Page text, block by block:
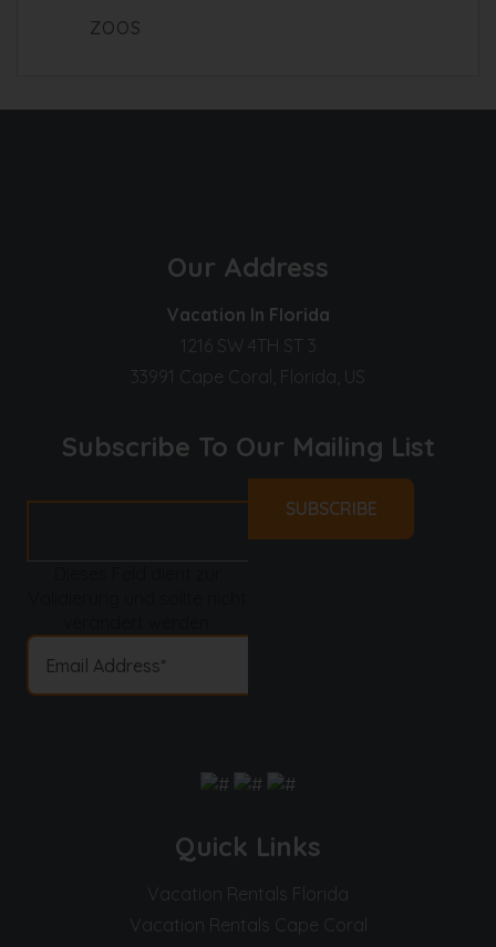
ZOOS
Our Address
Vacation In Florida
1216 SW 4TH ST 3
33991 Cape Coral, Florida, US
Subscribe To Our Mailing List
Quick Links
Vacation Rentals Florida
Vacation Rentals Cape Coral